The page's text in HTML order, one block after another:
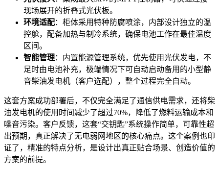
现场展开的折叠式光伏板。
环境适配：柜体采用特种防腐喷涂，内部设计独立的温
控舱，配备加热与制冷系统，确保电池工作在最佳温度
区间。
智能管理：内置能源管理系统，优先使用光伏发电，不
足时由电池补充，极端情况下可自动启动备用的小型静
音柴油发电机（客户选配），整个过程完全自动。
这套方案成功部署后，不仅完全满足了通信供电需求，还将柴
油发电机的使用时间减少了超过70%，降低了燃料运输成本和
噪音污染。客户反馈，这套“交钥匙”系统操作简单，可靠性超
出预期，真正解决了无电弱网地区的核心痛点。这个案例也印
证了，精准的特点分析，是设计出真正贴合场景、创造价值的
方案的前提。